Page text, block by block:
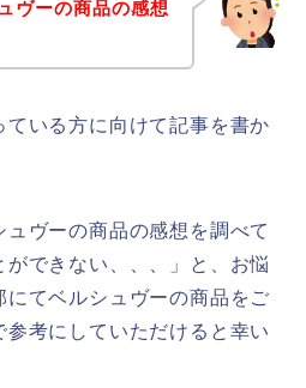
ヴーの商品の感想
ている方に向けて記事を書か
ヴーの商品の感想を調べて
できない、、、」と、お悩
てベルシュヴーの商品をご
考にしていただけると幸い